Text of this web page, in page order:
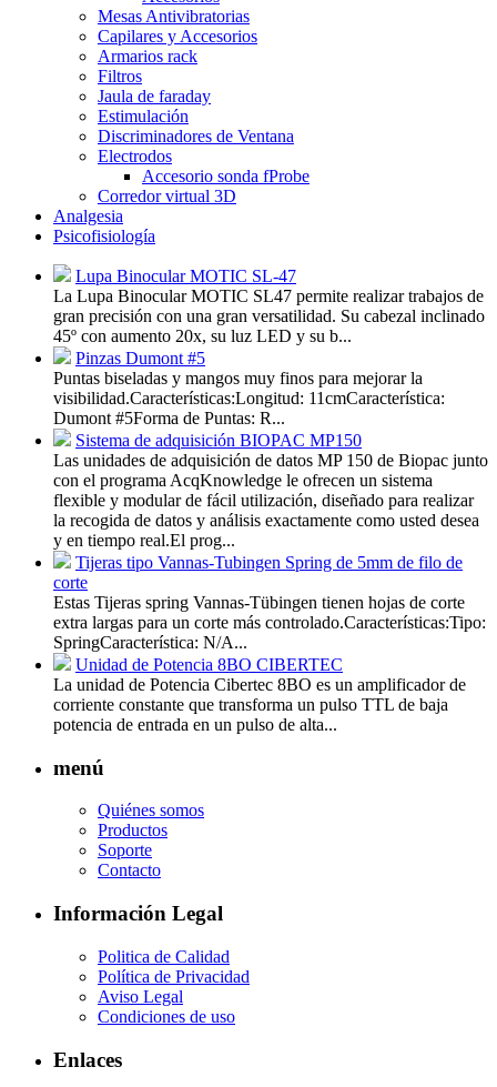
Mesas Antivibratorias
Capilares y Accesorios
Armarios rack
Filtros
Jaula de faraday
Estimulación
Discriminadores de Ventana
Electrodos
Accesorio sonda fProbe
Corredor virtual 3D
Analgesia
Psicofisiología
Lupa Binocular MOTIC SL-47
La Lupa Binocular MOTIC SL47 permite realizar trabajos de
gran precisión con una gran versatilidad. Su cabezal inclinado
45º con aumento 20x, su luz LED y su b...
Pinzas Dumont #5
Puntas biseladas y mangos muy finos para mejorar la
visibilidad.Características:Longitud: 11cmCaracterística:
Dumont #5Forma de Puntas: R...
Sistema de adquisición BIOPAC MP150
Las unidades de adquisición de datos MP 150 de Biopac junto
con el programa AcqKnowledge le ofrecen un sistema
flexible y modular de fácil utilización, diseñado para realizar
la recogida de datos y análisis exactamente como usted desea
y en tiempo real.El prog...
Tijeras tipo Vannas-Tubingen Spring de 5mm de filo de
corte
Estas Tijeras spring Vannas-Tübingen tienen hojas de corte
extra largas para un corte más controlado.Características:Tipo:
SpringCaracterística: N/A...
Unidad de Potencia 8BO CIBERTEC
La unidad de Potencia Cibertec 8BO es un amplificador de
corriente constante que transforma un pulso TTL de baja
potencia de entrada en un pulso de alta...
menú
Quiénes somos
Productos
Soporte
Contacto
Información Legal
Politica de Calidad
Política de Privacidad
Aviso Legal
Condiciones de uso
Enlaces